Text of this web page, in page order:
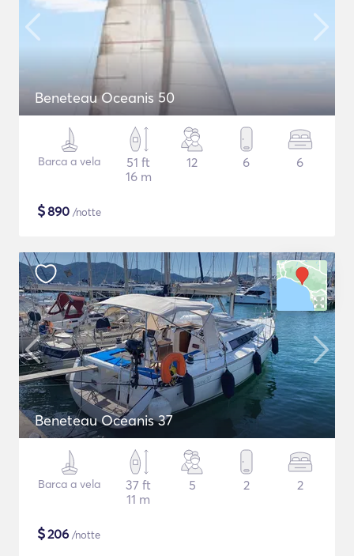
Beneteau Oceanis 50
Barca a vela
51 ft
16 m
12 6 6
$890 /notte
Beneteau Oceanis 37
Barca a vela
37 ft
11 m
5 2 2
$206 /notte